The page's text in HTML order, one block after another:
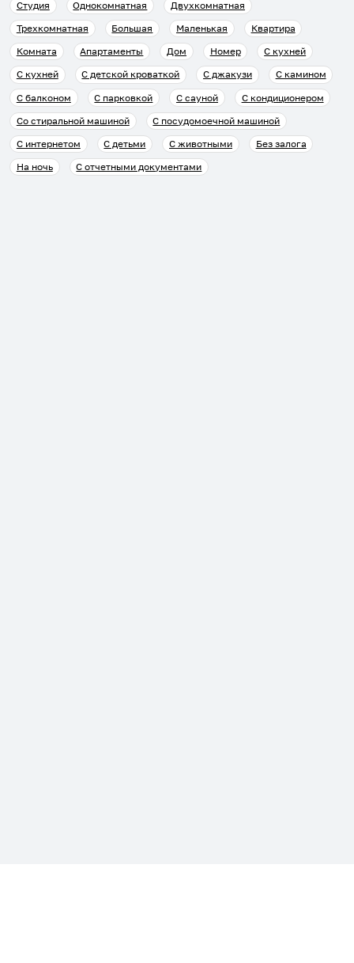
Студия Однокомнатная
Двухкомнатная
Трехкомнатная
Большая Маленькая
Квартира
Комната
Апартаменты Дом Номер
С кухней
С кухней
С детской кроваткой С джакузи
С камином
С балконом
С парковкой С сауной
С кондиционером
Со стиральной машиной
С посудомоечной машиной
С интернетом
С детьми С животными
Без залога
На ночь
С отчетными документами